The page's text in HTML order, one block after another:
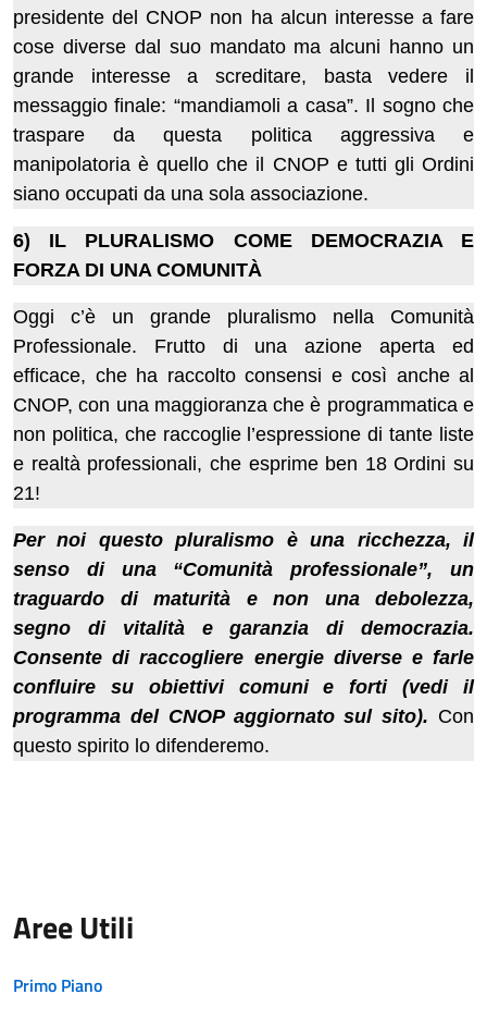
presidente del CNOP non ha alcun interesse a fare
cose diverse dal suo mandato ma alcuni hanno un
grande interesse a screditare, basta vedere il
messaggio finale: “mandiamoli a casa”. Il sogno che
traspare da questa politica aggressiva e
manipolatoria è quello che il CNOP e tutti gli Ordini
siano occupati da una sola associazione.
6) IL PLURALISMO COME DEMOCRAZIA E
FORZA DI UNA COMUNITÀ
Oggi c’è un grande pluralismo nella Comunità
Professionale. Frutto di una azione aperta ed
efficace, che ha raccolto consensi e così anche al
CNOP, con una maggioranza che è programmatica e
non politica, che raccoglie l’espressione di tante liste
e realtà professionali, che esprime ben 18 Ordini su
21!
Per noi questo pluralismo è una ricchezza, il
senso di una “Comunità professionale”, un
traguardo di maturità e non una debolezza,
segno di vitalità e garanzia di democrazia.
Consente di raccogliere energie diverse e farle
confluire su obiettivi comuni e forti (vedi il
programma del CNOP aggiornato sul sito). Con
questo spirito lo difenderemo.
Aree Utili
Primo Piano